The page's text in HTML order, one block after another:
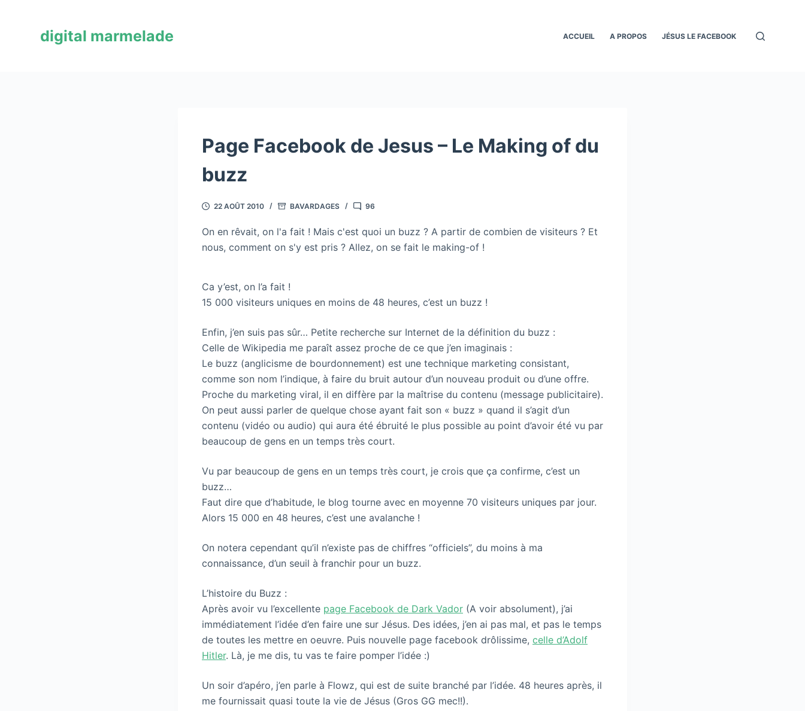
digital marmelade ACCUEIL A PROPOS JÉSUS LE FACEBOOK
Page Facebook de Jesus – Le Making of du
buzz
22 AOÛT 2010 BAVARDAGES 96
On en rêvait, on l'a fait ! Mais c'est quoi un buzz ? A partir de combien de visiteurs ? Et
nous, comment on s'y est pris ? Allez, on se fait le making-of !
Ca y’est, on l’a fait !
15 000 visiteurs uniques en moins de 48 heures, c’est un buzz !
Enfin, j’en suis pas sûr… Petite recherche sur Internet de la définition du buzz :
Celle de Wikipedia me paraît assez proche de ce que j’en imaginais :
Le buzz (anglicisme de bourdonnement) est une technique marketing consistant,
comme son nom l’indique, à faire du bruit autour d’un nouveau produit ou d’une offre.
Proche du marketing viral, il en diffère par la maîtrise du contenu (message publicitaire).
On peut aussi parler de quelque chose ayant fait son « buzz » quand il s’agit d’un
contenu (vidéo ou audio) qui aura été ébruité le plus possible au point d’avoir été vu par
beaucoup de gens en un temps très court.
Vu par beaucoup de gens en un temps très court, je crois que ça confirme, c’est un
buzz…
Faut dire que d’habitude, le blog tourne avec en moyenne 70 visiteurs uniques par jour.
Alors 15 000 en 48 heures, c’est une avalanche !
On notera cependant qu’il n’existe pas de chiffres “officiels”, du moins à ma
connaissance, d’un seuil à franchir pour un buzz.
L’histoire du Buzz :
Après avoir vu l’excellente page Facebook de Dark Vador (A voir absolument), j’ai
immédiatement l’idée d’en faire une sur Jésus. Des idées, j’en ai pas mal, et pas le temps
de toutes les mettre en oeuvre. Puis nouvelle page facebook drôlissime, celle d’Adolf
Hitler. Là, je me dis, tu vas te faire pomper l’idée :)
Un soir d’apéro, j’en parle à Flowz, qui est de suite branché par l’idée. 48 heures après, il
me fournissait quasi toute la vie de Jésus (Gros GG mec!!).